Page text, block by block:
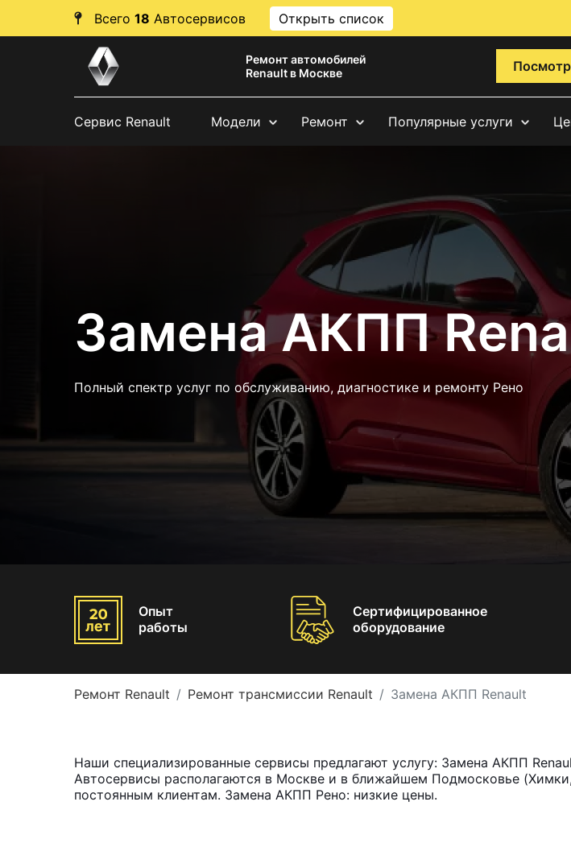
Всего 18 Автосервисов Открыть список
Ремонт автомобилей
Renault в Москве
Сервис Renault Модели Ремонт Популярные услуги
Замена АКПП
Полный спектр услуг по обслуживанию, диагностике и ремонту Рено
Опыт
работы
Сертифицированное
оборудование
Ремонт Renault Ремонт трансмиссии Renault Замена АКПП Renault
Наши специализированные сервисы предлагают услугу: Замена АКПП
Автосервисы располагаются в Москве и в ближайшем Подмосковье
постоянным клиентам. Замена АКПП Рено: низкие цены.